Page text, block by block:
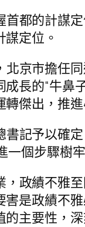
首都的計謀
定位。
北京市擔任
成長的“牛鼻
轉傑出，推
書記予以確
一個步驟樹
，政績不雅
害是政績不
的主要性，